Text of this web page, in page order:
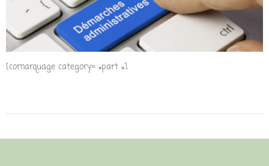
[comarquage category= »part »]